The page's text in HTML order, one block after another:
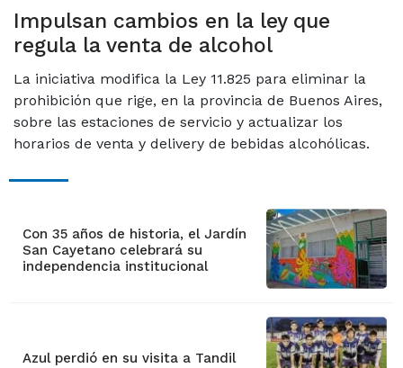
Impulsan cambios en la ley que
regula la venta de alcohol
La iniciativa modifica la Ley 11.825 para eliminar la
prohibición que rige, en la provincia de Buenos Aires,
sobre las estaciones de servicio y actualizar los
horarios de venta y delivery de bebidas alcohólicas.
Con 35 años de historia, el Jardín
San Cayetano celebrará su
independencia institucional
Azul perdió en su visita a Tandil